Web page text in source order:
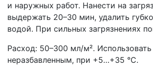
и наружных работ. Нанести на
выдержать 20–30 мин, удалить
водой. При сильных загрязнениях
Расход: 50–300 мл/м². Использовать
неразбавленным, при +5…+35 °C.